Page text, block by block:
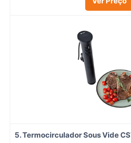
5.Termocirculador Sous Vide